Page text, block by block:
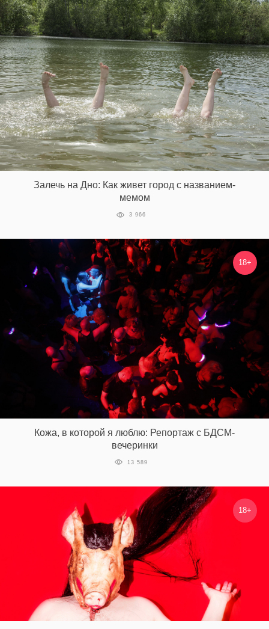
Залечь на Дно: Как живет город с названием-
мемом
3 966
18+
Кожа, в которой я люблю: Репортаж с БДСМ-
вечеринки
13 589
18+